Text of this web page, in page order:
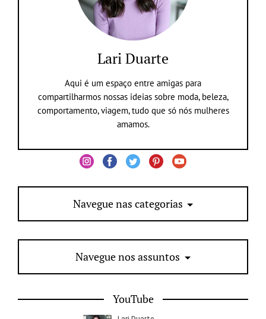
Lari Duarte
Aqui é um espaço entre amigas para
compartilharmos nossas ideias sobre moda, beleza,
comportamento, viagem, tudo que só nós mulheres
amamos.
Navegue nas categorias
Navegue nos assuntos
YouTube